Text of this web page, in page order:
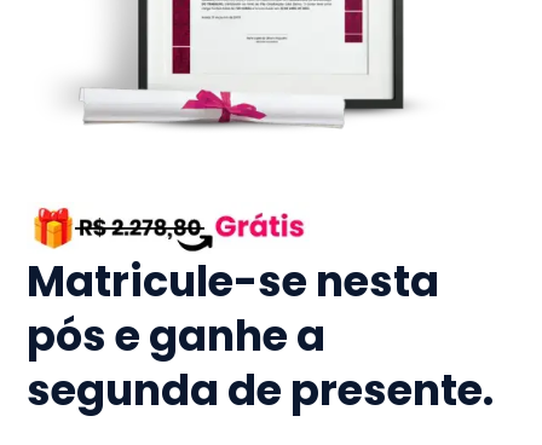
Matricule-se nesta
pós e ganhe a
segunda de presente.